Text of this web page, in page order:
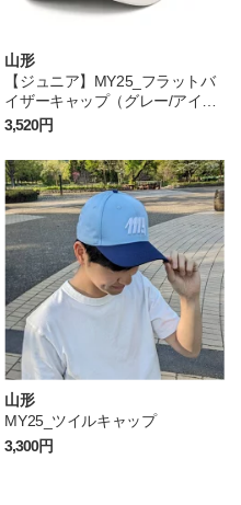
山形
【ジュニア】MY25_フラットバ
イザーキャップ（グレー/アイコ
ン）
3,520円
山形
MY25_ツイルキャップ
3,300円